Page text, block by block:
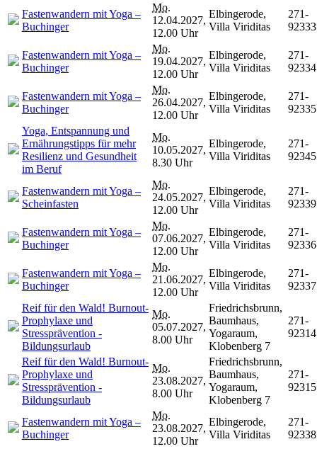
Fastenwandern mit Yoga –
Buchinger
Mo.
12.04.2027,
12.00 Uhr
Elbingerode,
Villa Viriditas
271-
92333
Fastenwandern mit Yoga –
Buchinger
Mo.
19.04.2027,
12.00 Uhr
Elbingerode,
Villa Viriditas
271-
92334
Fastenwandern mit Yoga –
Buchinger
Mo.
26.04.2027,
12.00 Uhr
Elbingerode,
Villa Viriditas
271-
92335
Yoga, Entspannung und
Ernährungstipps für mehr
Resilienz und Gesundheit
im Beruf
Mo.
10.05.2027,
8.30 Uhr
Elbingerode,
Villa Viriditas
271-
92345
Fastenwandern mit Yoga –
Scheinfasten
Mo.
24.05.2027,
12.00 Uhr
Elbingerode,
Villa Viriditas
271-
92339
Fastenwandern mit Yoga –
Buchinger
Mo.
07.06.2027,
12.00 Uhr
Elbingerode,
Villa Viriditas
271-
92336
Fastenwandern mit Yoga –
Buchinger
Mo.
21.06.2027,
12.00 Uhr
Elbingerode,
Villa Viriditas
271-
92337
Reif für den Wald! Burnout-
Prophylaxe und
Stressprävention -
Bildungsurlaub
Mo.
05.07.2027,
8.00 Uhr
Friedrichsbrunn,
Baumhaus,
Yogaraum,
Klobenberg 7
271-
92314
Reif für den Wald! Burnout-
Prophylaxe und
Stressprävention -
Bildungsurlaub
Mo.
23.08.2027,
8.00 Uhr
Friedrichsbrunn,
Baumhaus,
Yogaraum,
Klobenberg 7
271-
92315
Fastenwandern mit Yoga –
Buchinger
Mo.
23.08.2027,
12.00 Uhr
Elbingerode,
Villa Viriditas
271-
92338